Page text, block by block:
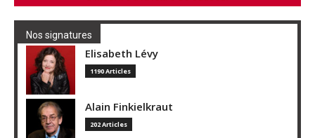
Nos signatures
Elisabeth Lévy
1190 Articles
Alain Finkielkraut
202 Articles